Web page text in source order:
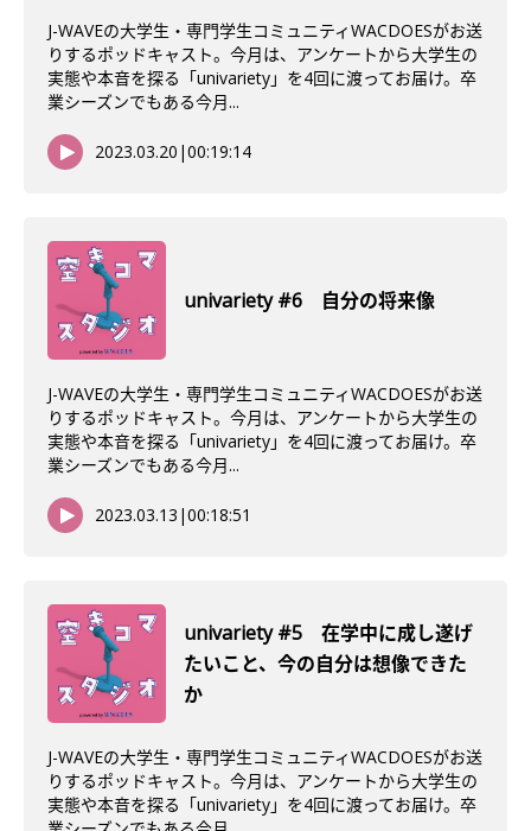
J-WAVEの大学生・専門学生コミュニティWACDOESがお送
りするポッドキャスト。今月は、アンケートから大学生の
実態や本音を探る「univariety」を4回に渡ってお届け。卒
業シーズンでもある今月...
2023.03.20 |00:19:14
univariety #6 自分の将来像
J-WAVEの大学生・専門学生コミュニティWACDOESがお送
りするポッドキャスト。今月は、アンケートから大学生の
実態や本音を探る「univariety」を4回に渡ってお届け。卒
業シーズンでもある今月...
2023.03.13 |00:18:51
univariety #5 在学中に成し遂げ
たいこと、今の自分は想像できた
か
J-WAVEの大学生・専門学生コミュニティWACDOESがお送
りするポッドキャスト。今月は、アンケートから大学生の
実態や本音を探る「univariety」を4回に渡ってお届け。卒